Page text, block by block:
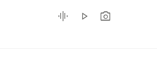
indicadores
económicos
graphic_eq play_arrow photo_camera